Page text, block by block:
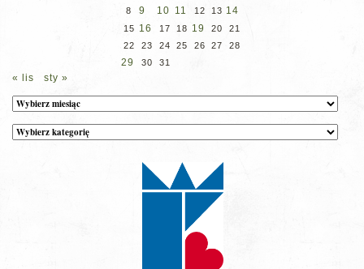
8 9 10 11 12 13 14
15 16 17 18 19 20
21
22
23 24 25 26 27 28
29 30 31
« lis sty »
Archiwum
Kategorie
wpisów